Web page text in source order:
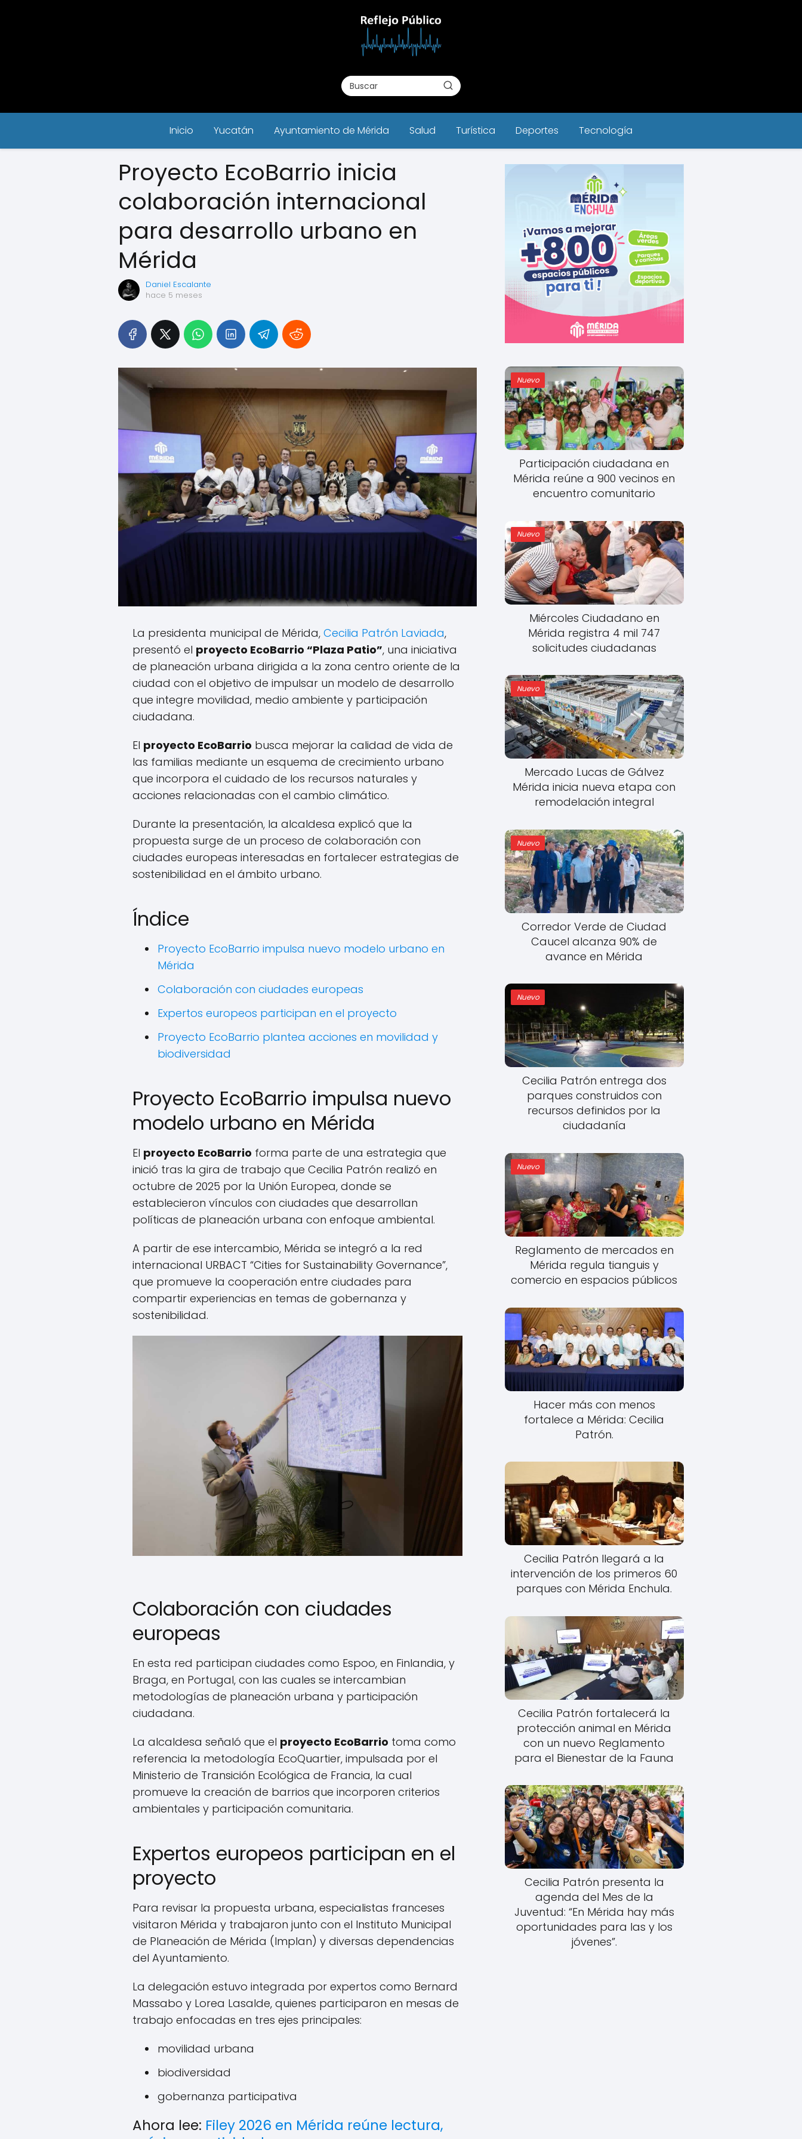
Inicio Yucatán Ayuntamiento de Mérida Salud Turística Deportes Tecnología
Proyecto EcoBarrio inicia
colaboración internacional
para desarrollo urbano en
Mérida
Daniel Escalante
hace 5 meses
La presidenta municipal de Mérida, Cecilia Patrón Laviada,
presentó el proyecto EcoBarrio “Plaza Patio”, una iniciativa
de planeación urbana dirigida a la zona centro oriente de la
ciudad con el objetivo de impulsar un modelo de desarrollo
que integre movilidad, medio ambiente y participación
ciudadana.
El proyecto EcoBarrio busca mejorar la calidad de vida de
las familias mediante un esquema de crecimiento urbano
que incorpora el cuidado de los recursos naturales y
acciones relacionadas con el cambio climático.
Durante la presentación, la alcaldesa explicó que la
propuesta surge de un proceso de colaboración con
ciudades europeas interesadas en fortalecer estrategias de
sostenibilidad en el ámbito urbano.
Índice
Proyecto EcoBarrio impulsa nuevo modelo urbano en
Mérida
Colaboración con ciudades europeas
Expertos europeos participan en el proyecto
Proyecto EcoBarrio plantea acciones en movilidad y
biodiversidad
Proyecto EcoBarrio impulsa nuevo
modelo urbano en Mérida
El proyecto EcoBarrio forma parte de una estrategia que
inició tras la gira de trabajo que Cecilia Patrón realizó en
octubre de 2025 por la Unión Europea, donde se
establecieron vínculos con ciudades que desarrollan
políticas de planeación urbana con enfoque ambiental.
A partir de ese intercambio, Mérida se integró a la red
internacional URBACT “Cities for Sustainability Governance”,
que promueve la cooperación entre ciudades para
compartir experiencias en temas de gobernanza y
sostenibilidad.
Colaboración con ciudades
europeas
En esta red participan ciudades como Espoo, en Finlandia, y
Braga, en Portugal, con las cuales se intercambian
metodologías de planeación urbana y participación
ciudadana.
La alcaldesa señaló que el proyecto EcoBarrio toma como
referencia la metodología EcoQuartier, impulsada por el
Ministerio de Transición Ecológica de Francia, la cual
promueve la creación de barrios que incorporen criterios
ambientales y participación comunitaria.
Expertos europeos participan en el
proyecto
Para revisar la propuesta urbana, especialistas franceses
visitaron Mérida y trabajaron junto con el Instituto Municipal
de Planeación de Mérida (Implan) y diversas dependencias
del Ayuntamiento.
La delegación estuvo integrada por expertos como Bernard
Massabo y Lorea Lasalde, quienes participaron en mesas de
trabajo enfocadas en tres ejes principales:
movilidad urbana
biodiversidad
gobernanza participativa
Ahora lee: Filey 2026 en Mérida reúne lectura,
Nuevo
Participación ciudadana en
Mérida reúne a 900 vecinos en
encuentro comunitario
Nuevo
Miércoles Ciudadano en
Mérida registra 4 mil 747
solicitudes ciudadanas
Nuevo
Mercado Lucas de Gálvez
Mérida inicia nueva etapa con
remodelación integral
Nuevo
Corredor Verde de Ciudad
Caucel alcanza 90% de
avance en Mérida
Nuevo
Cecilia Patrón entrega dos
parques construidos con
recursos definidos por la
ciudadanía
Nuevo
Reglamento de mercados en
Mérida regula tianguis y
comercio en espacios públicos
Hacer más con menos
fortalece a Mérida: Cecilia
Patrón.
Cecilia Patrón llegará a la
intervención de los primeros 60
parques con Mérida Enchula.
Cecilia Patrón fortalecerá la
protección animal en Mérida
con un nuevo Reglamento
para el Bienestar de la Fauna
Cecilia Patrón presenta la
agenda del Mes de la
Juventud: “En Mérida hay más
oportunidades para las y los
jóvenes”.